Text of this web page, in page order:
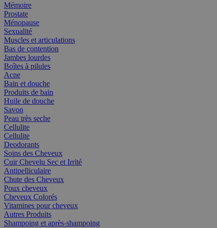
Mémoire
Prostate
Ménopause
Sexualité
Muscles et articulations
Bas de contention
Jambes lourdes
Boîtes à pilules
Acne
Bain et douche
Produits de bain
Huile de douche
Savon
Peau très seche
Cellulite
Cellulite
Deodorants
Soins des Cheveux
Cuir Chevelu Sec et Irrité
Antipelliculaire
Chute des Cheveux
Poux cheveux
Cheveux Colorés
Vitamines pour cheveux
Autres Produits
Shampoing et après-shampoing